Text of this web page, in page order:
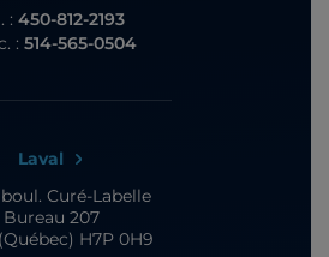
: 450-812-2193
: 514-565-0504
Laval
Curé-Labelle
Bureau 207
H7P 0H9